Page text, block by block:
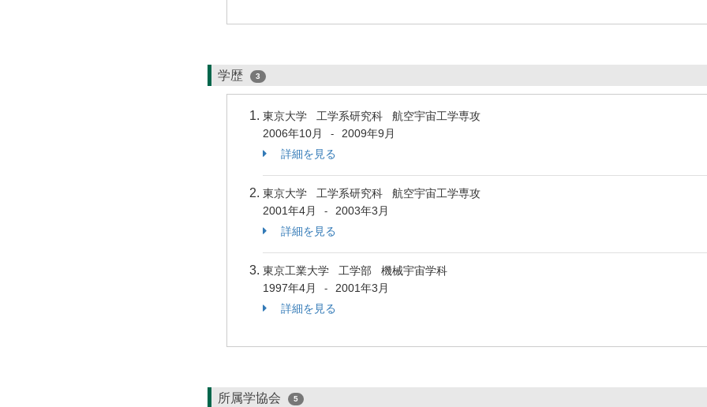
学歴 3
東京大学 工学系研究科 航空宇宙工学専攻
2006年10月
-
2009年9月
詳細を見る
東京大学 工学系研究科 航空宇宙工学専攻
2001年4月
-
2003年3月
詳細を見る
東京工業大学 工学部 機械宇宙学科
1997年4月
-
2001年3月
詳細を見る
所属学協会 5